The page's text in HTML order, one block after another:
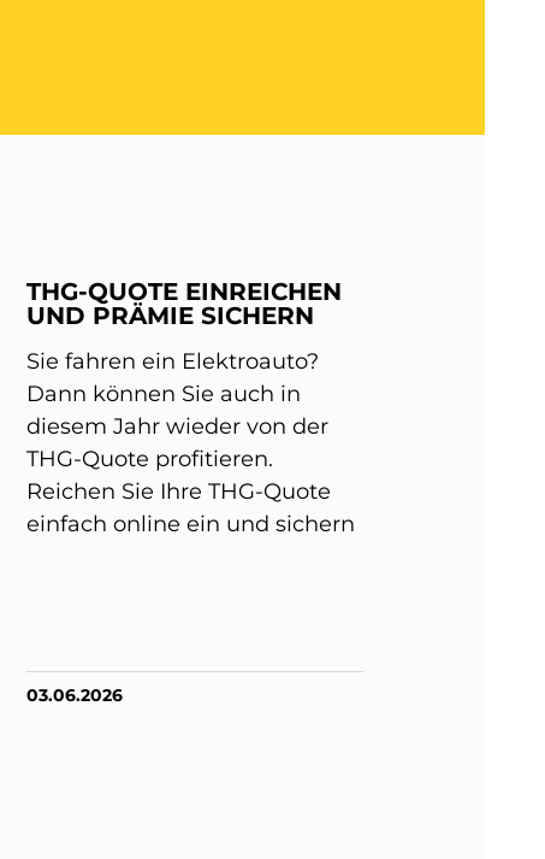
THG-QUOTE EINREICHEN
UND PRÄMIE SICHERN
Sie fahren ein Elektroauto?
Dann können Sie auch in
diesem Jahr wieder von der
THG-Quote profitieren.
Reichen Sie Ihre THG-Quote
einfach online ein und sichern
03.06.2026